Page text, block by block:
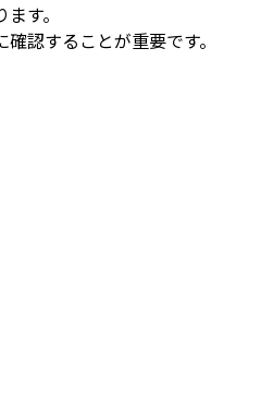
す。
認することが重要です。